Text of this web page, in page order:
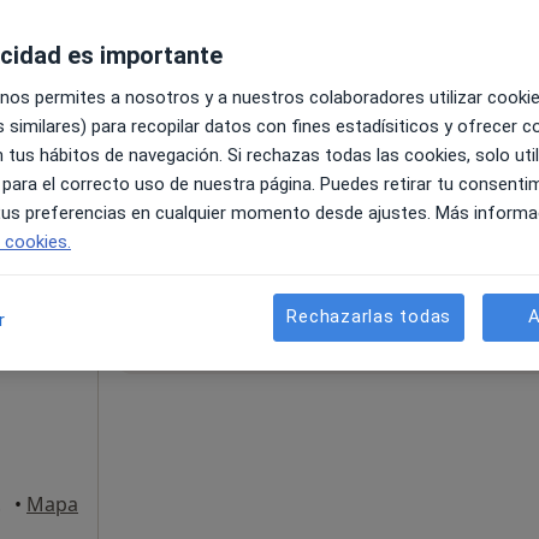
33 €
• Mapa
Esta dirección no tiene calendario
Ver direcciones con calendario online
es importante
permites a nosotros y a nuestros colaboradores utilizar
similares) para recopilar datos con fines estadísiticos y ofrecer
tus hábitos de navegación. Si rechazas todas las cookies, solo
el correcto uso de nuestra página. Puedes retirar tu
preferencias en cualquier momento desde ajustes. Más
Rechazarlas todas